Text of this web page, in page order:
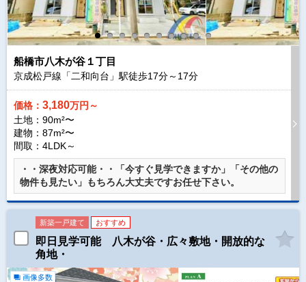
船橋市八木が谷１丁目
京成松戸線「二和向台」駅徒歩17分～ 17分
価格： 3,180万円～
土地：90m²〜
建物：87m²〜
間取：4LDK～
・・深夜対応可能・・「今すぐ見学できますか」「その他の
物件も見たい」もちろん大丈夫ですお任せ下さい。
新築一戸建て おすすめ
即日見学可能 八木が谷・広々敷地・開放的な
角地・
画像多数